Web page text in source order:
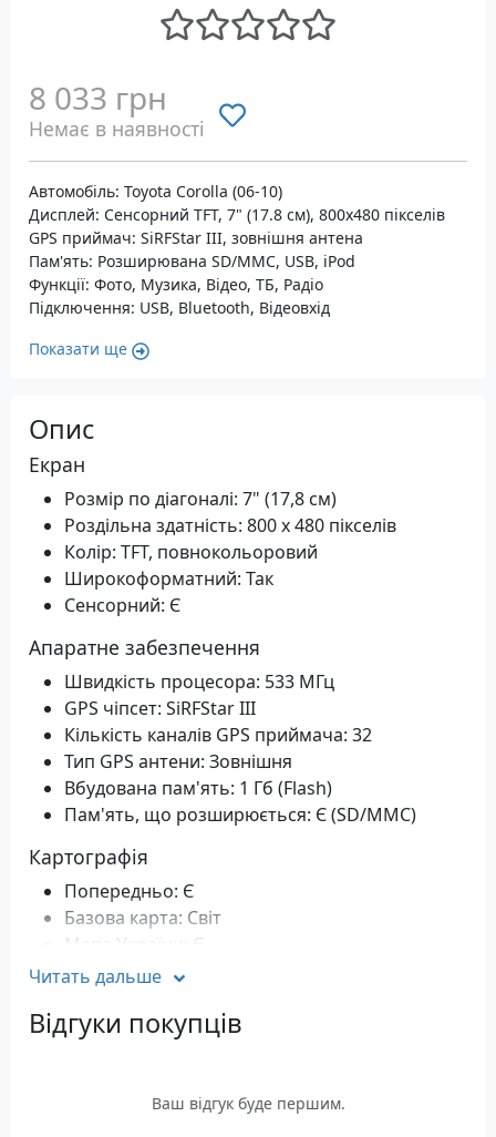
8 033 грн
Немає в наявності
Автомобіль: Toyota Corolla (06-10)
Дисплей: Сенсорний TFT, 7" (17.8 см), 800х480 пікселів
GPS приймач: SiRFStar III, зовнішня антена
Пам'ять: Розширювана SD/MMC, USB, iPod
Функції: Фото, Музика, Відео, ТБ, Радіо
Підключення: USB, Bluetooth, Відеовхід
Показати ще
Опис
Екран
Розмір по діагоналі: 7" (17,8 см)
Роздільна здатність: 800 x 480 пікселів
Колір: TFT, повнокольоровий
Широкоформатний: Так
Сенсорний: Є
Апаратне забезпечення
Швидкість процесора: 533 МГц
GPS чіпсет: SiRFStar III
Кількість каналів GPS приймача: 32
Тип GPS антени: Зовнішня
Вбудована пам'ять: 1 Гб (Flash)
Пам'ять, що розширюється: Є (SD/MMC)
Картографія
Попередньо: Є
Базова карта: Світ
Мапа України: Є
Карта Європи: Ні
карток: Є
USB інтерфейс: Є
Читать дальше
Відгуки покупців
Ваш відгук буде першим.